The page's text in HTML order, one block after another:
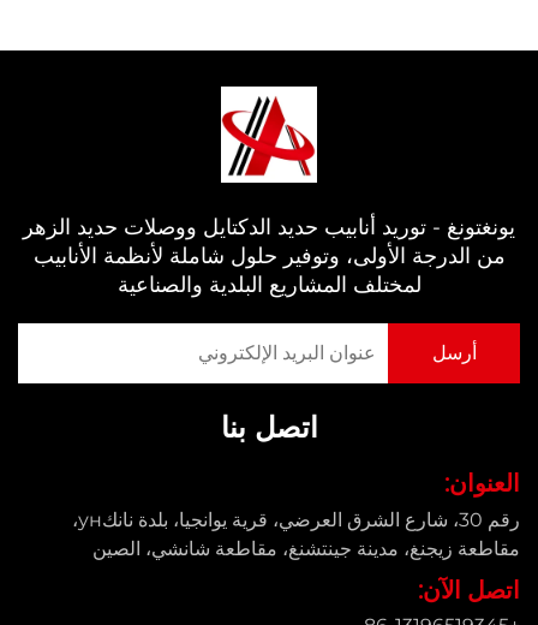
يونغتونغ - توريد أنابيب حديد الدكتايل ووصلات حديد الزهر
من الدرجة الأولى، وتوفير حلول شاملة لأنظمة الأنابيب
لمختلف المشاريع البلدية والصناعية
اتصل بنا
العنوان:
رقم 30، شارع الشرق العرضي، قرية يوانجيا، بلدة نانكун،
مقاطعة زيجنغ، مدينة جينتشنغ، مقاطعة شانشي، الصين
اتصل الآن: